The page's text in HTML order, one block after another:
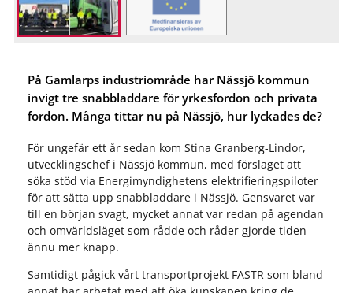
På Gamlarps industriområde har Nässjö kommun
invigt tre snabbladdare för yrkesfordon och privata
fordon. Många tittar nu på Nässjö, hur lyckades de?
För ungefär ett år sedan kom Stina Granberg-Lindor,
utvecklingschef i Nässjö kommun, med förslaget att
söka stöd via Energimyndighetens elektrifieringspiloter
för att sätta upp snabbladdare i Nässjö. Gensvaret var
till en början svagt, mycket annat var redan på agendan
och omvärldsläget som rådde och råder gjorde tiden
ännu mer knapp.
Samtidigt pågick vårt transportprojekt FASTR som bland